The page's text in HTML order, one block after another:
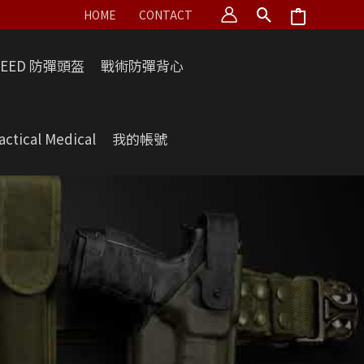
HOME CONTACT
防彈頭盔 戰術防彈背心
Medical 我的帳號